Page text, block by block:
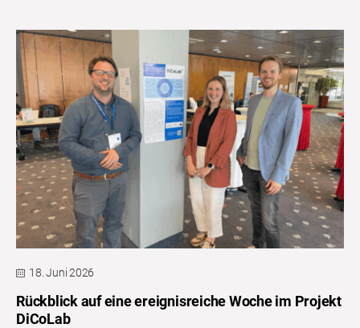
18. Juni 2026
Rückblick auf eine ereignisreiche Woche im Projekt
DiCoLab